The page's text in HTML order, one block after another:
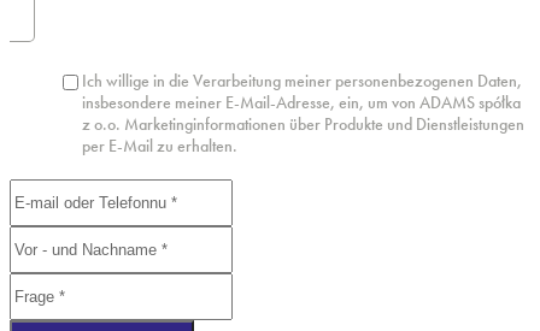
Ich willige in die Verarbeitung meiner personenbezogenen Daten,
insbesondere meiner E-Mail-Adresse, ein, um von ADAMS spółka
z o.o. Marketinginformationen über Produkte und Dienstleistungen
per E-Mail zu erhalten.